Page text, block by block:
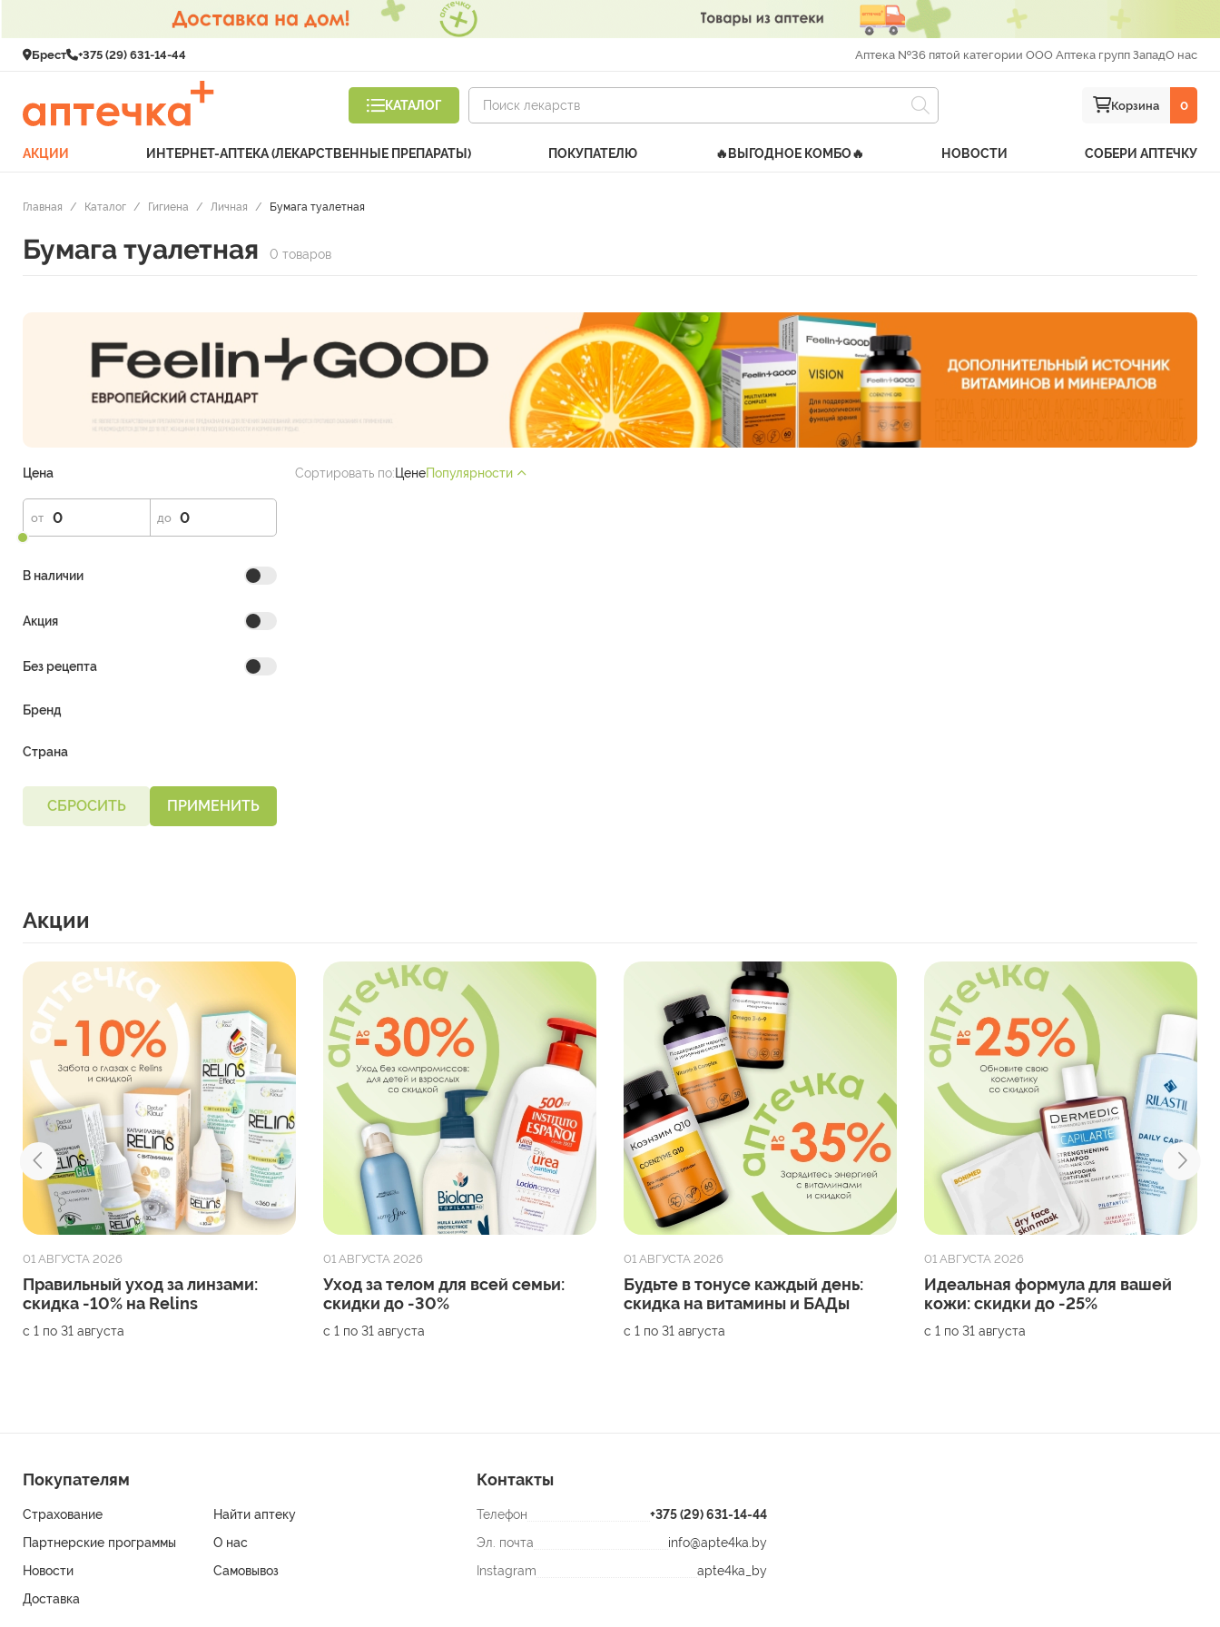
Брест +375 (29) 631-14-44 Аптека №36 пятой категории ООО Аптека групп ЗападО нас
КАТАЛОГ Корзина 0
АКЦИИ ИНТЕРНЕТ-АПТЕКА (ЛЕКАРСТВЕННЫЕ ПРЕПАРАТЫ) ПОКУПАТЕЛЮ 🔥ВЫГОДНОЕ КОМБО🔥 НОВОСТИ СОБЕРИ АПТЕЧКУ
Главная / Каталог / Гигиена / Личная / Бумага туалетная
Бумага туалетная 0 товаров
Цена
от до
В наличии
Акция
Без рецепта
Бренд
Страна
СБРОСИТЬ ПРИМЕНИТЬ
Сортировать по:ЦенеПопулярности
Акции
01 АВГУСТА 2026
Правильный уход за линзами:
скидка -10% на Relins
с 1 по 31 августа
01 АВГУСТА 2026
Уход за телом для всей семьи:
скидки до -30%
с 1 по 31 августа
01 АВГУСТА 2026
Будьте в тонусе каждый день:
скидка на витамины и БАДы
с 1 по 31 августа
01 АВГУСТА 2026
Идеальная формула для вашей
кожи: скидки до -25%
с 1 по 31 августа
Покупателям
Страхование
Найти аптеку
Партнерские программы
О нас
Новости
Самовывоз
Доставка
Контакты
Телефон
+375 (29) 631-14-44
Эл. почта
info@apte4ka.by
Instagram
apte4ka_by